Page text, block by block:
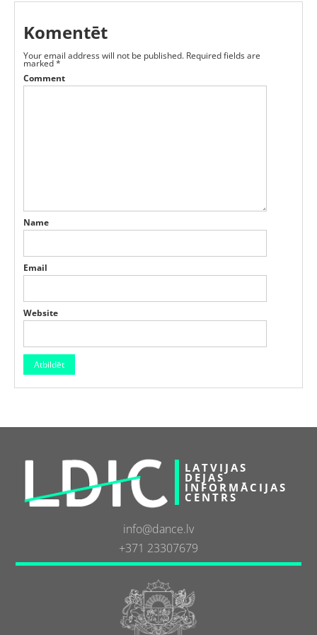
Komentēt
Your email address will not be published. Required fields are
marked*
Comment
Name
Email
Website
LATVIJAS
DEJAS
INFORMĀCIJAS
CENTRS
info@dance.lv
+371 23307679